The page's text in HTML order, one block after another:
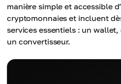
manière simple et accessible
cryptomonnaies et incluent
services essentiels : un wallet,
un convertisseur.